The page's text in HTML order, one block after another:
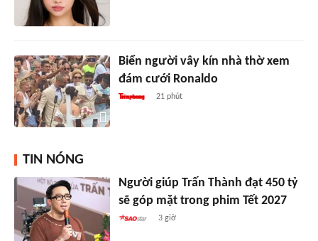
Biển người vây kín nhà thờ xem
đám cưới Ronaldo
21 phút
TIN NÓNG
Người giúp Trấn Thành đạt 450 tỷ
sẽ góp mặt trong phim Tết 2027
3 giờ